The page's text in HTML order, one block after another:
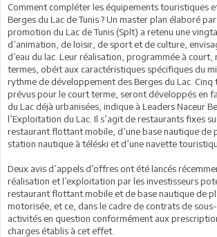
Comment compléter les équipements touristiques
Berges du Lac de Tunis ? Un master plan élaboré
promotion du Lac de Tunis (Splt) a retenu une
d’animation, de loisir, de sport et de culture,
d’eau du lac. Leur réalisation, programmée à court,
termes, obéit aux caractéristiques spécifiques du
rythme de développement des Berges du Lac. Cinq
prévus pour le court terme, seront développés en
du Lac déjà urbanisées, indique à Leaders Naceur
l’Exploitation du Lac. Il s’agit de restaurants fixes
restaurant flottant mobile, d’une base nautique de
station nautique à téléski et d’une navette
Deux avis d’appels d’offres ont été lancés
réalisation et l’exploitation par les investisseurs
restaurant flottant mobile et de base nautique de
motorisée, et ce, dans le cadre de contrats de
activités en question conformément aux
charges établis à cet effet.